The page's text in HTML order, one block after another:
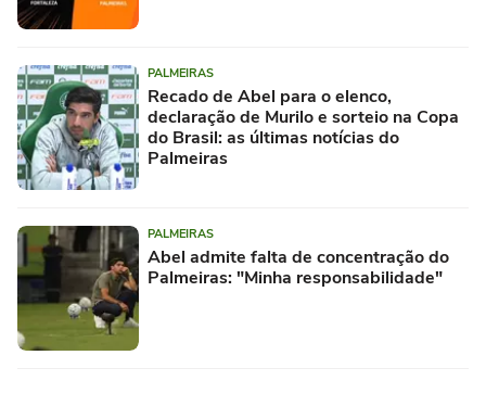
PALMEIRAS
Recado de Abel para o elenco,
declaração de Murilo e sorteio na Copa
do Brasil: as últimas notícias do
Palmeiras
PALMEIRAS
Abel admite falta de concentração do
Palmeiras: "Minha responsabilidade"